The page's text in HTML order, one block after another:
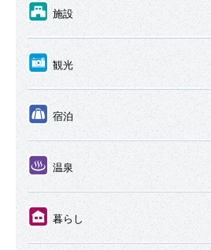
⑦ 施設
⑧ 観光
⑨ 宿泊
⑩ 温泉
⑪ 暮らし